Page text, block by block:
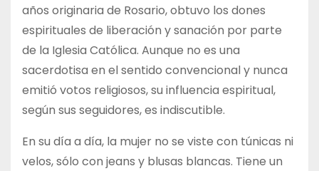
años originaria de Rosario, obtuvo los dones
espirituales de liberación y sanación por parte
de la Iglesia Católica. Aunque no es una
sacerdotisa en el sentido convencional y nunca
emitió votos religiosos, su influencia espiritual,
según sus seguidores, es indiscutible.
En su día a día, la mujer no se viste con túnicas ni
velos, sólo con jeans y blusas blancas. Tiene un